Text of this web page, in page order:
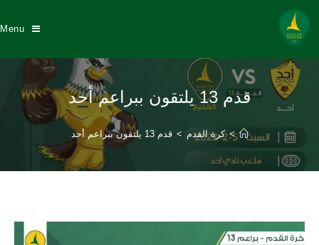
Menu
قدم 13 يلتقون ببراعم أحد
> كرة القدم > قدم 13 يلتقون ببراعم أحد